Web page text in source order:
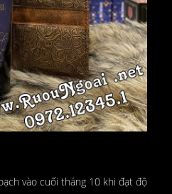
vào cuối tháng 10 khi đạt độ